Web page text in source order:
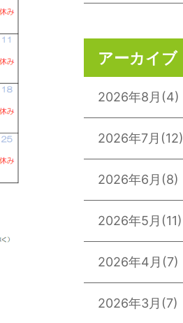
アーカイブ
2026年8月 (4)
2026年7月 (12)
2026年6月 (8)
2026年5月 (11)
2026年4月 (7)
2026年3月 (7)